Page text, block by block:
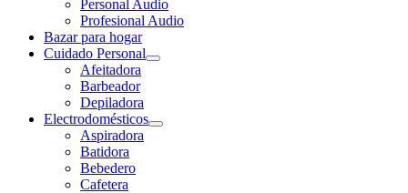
Personal Audio
Profesional Audio
Bazar para hogar
Cuidado Personal
Afeitadora
Barbeador
Depiladora
Electrodomésticos
Aspiradora
Batidora
Bebedero
Cafetera